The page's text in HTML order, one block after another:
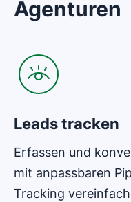
Agenturen
Leads tracken
Erfassen und
mit anpassbaren
Tracking